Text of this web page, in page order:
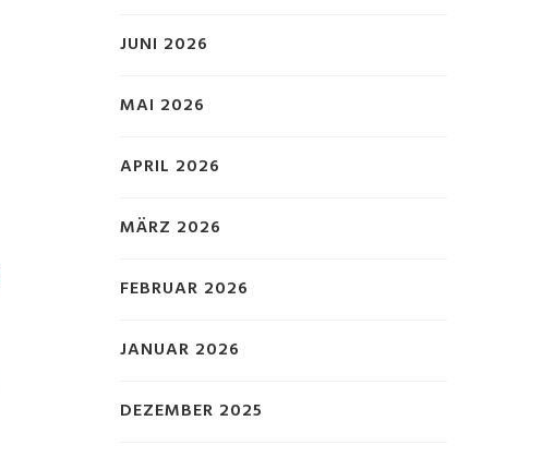
JUNI 2026
MAI 2026
APRIL 2026
MÄRZ 2026
FEBRUAR 2026
JANUAR 2026
DEZEMBER 2025